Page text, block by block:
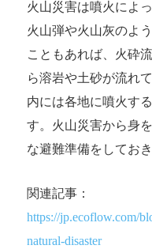
火山災害は噴火によ
火山弾や火山灰のよ
こともあれば、火砕
ら溶岩や土砂が流れ
内には各地に噴火す
す。火山災害から身
な避難準備をしておき
関連記事：
https://jp.ecoflow.com/
natural-disaster